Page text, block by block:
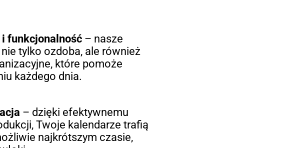
funkcjonalność – nasze
tylko ozdoba, ale również
które pomoże
każdego dnia.
– dzięki efektywnemu
Twoje kalendarze trafią
najkrótszym czasie,